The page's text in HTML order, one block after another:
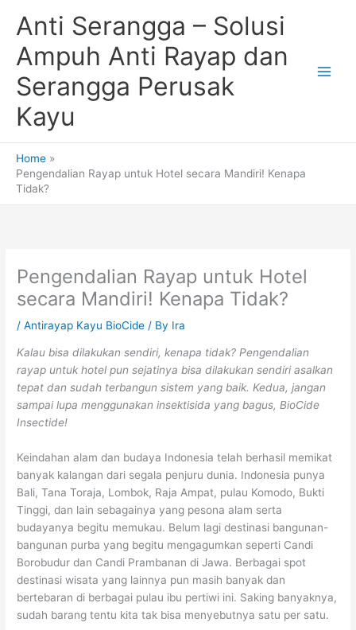
Anti Serangga – Solusi
Ampuh Anti Rayap dan
Serangga Perusak
Kayu
Home
Pengendalian Rayap untuk Hotel secara Mandiri! Kenapa
Tidak?
Pengendalian Rayap untuk Hotel
secara Mandiri! Kenapa Tidak?
/Antirayap Kayu BioCide / By Ira
Kalau bisa dilakukan sendiri, kenapa tidak? Pengendalian
rayap untuk hotel pun sejatinya bisa dilakukan sendiri asalkan
tepat dan sudah terbangun sistem yang baik. Kedua, jangan
sampai lupa menggunakan insektisida yang bagus, BioCide
Insectide!
Keindahan alam dan budaya Indonesia telah berhasil memikat
banyak kalangan dari segala penjuru dunia. Indonesia punya
Bali, Tana Toraja, Lombok, Raja Ampat, pulau Komodo, Bukti
Tinggi, dan lain sebagainya yang pesona alam serta
budayanya begitu memukau. Belum lagi destinasi bangunan-
bangunan purba yang begitu mengagumkan seperti Candi
Borobudur dan Candi Prambanan di Jawa. Berbagai spot
destinasi wisata yang lainnya pun masih banyak dan
bertebaran di berbagai pulau ibu pertiwi ini. Saking banyaknya,
sudah barang tentu kita tak bisa menyebutnya satu per satu.